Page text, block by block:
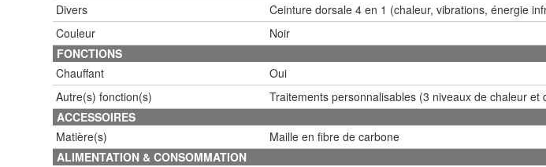
Divers
Ceinture dorsale 4 en 1 (chaleur, vibrations, énergie
Couleur
Noir
FONCTIONS
Chauffant
Oui
Autre(s) fonction(s)
Traitements personnalisables (3 niveaux de chaleur
ACCESSOIRES
Matière(s)
Maille en fibre de carbone
ALIMENTATION & CONSOMMATION